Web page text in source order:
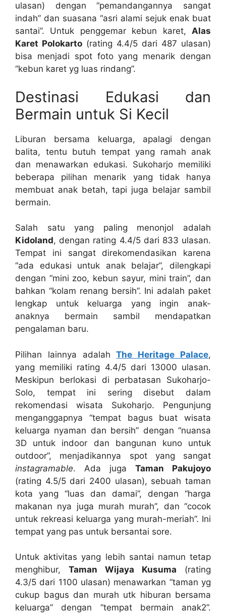
ulasan) dengan “pemandangannya sangat
indah” dan suasana “asri alami sejuk enak buat
santai”. Untuk penggemar kebun karet, Alas
Karet Polokarto (rating 4.4/5 dari 487 ulasan)
bisa menjadi spot foto yang menarik dengan
“kebun karet yg luas rindang”.
Destinasi Edukasi dan
Bermain untuk Si Kecil
Liburan bersama keluarga, apalagi dengan
balita, tentu butuh tempat yang ramah anak
dan menawarkan edukasi. Sukoharjo memiliki
beberapa pilihan menarik yang tidak hanya
membuat anak betah, tapi juga belajar sambil
bermain.
Salah satu yang paling menonjol adalah
Kidoland, dengan rating 4.4/5 dari 833 ulasan.
Tempat ini sangat direkomendasikan karena
“ada edukasi untuk anak belajar”, dilengkapi
dengan “mini zoo, kebun sayur, mini train”, dan
bahkan “kolam renang bersih”. Ini adalah paket
lengkap untuk keluarga yang ingin anak-
anaknya bermain sambil mendapatkan
pengalaman baru.
Pilihan lainnya adalahThe Heritage Palace,
yang memiliki rating 4.4/5 dari 13000 ulasan.
Meskipun berlokasi di perbatasan Sukoharjo-
Solo, tempat ini sering disebut dalam
rekomendasi wisata Sukoharjo. Pengunjung
menganggapnya “tempat bagus buat wisata
keluarga nyaman dan bersih” dengan “nuansa
3D untuk indoor dan bangunan kuno untuk
outdoor”, menjadikannya spot yang sangat
instagramable. Ada juga Taman Pakujoyo
(rating 4.5/5 dari 2400 ulasan), sebuah taman
kota yang “luas dan damai”, dengan “harga
makanan nya juga murah murah”, dan “cocok
untuk rekreasi keluarga yang murah-meriah”. Ini
tempat yang pas untuk bersantai sore.
Untuk aktivitas yang lebih santai namun tetap
menghibur, Taman Wijaya Kusuma (rating
4.3/5 dari 1100 ulasan) menawarkan “taman yg
cukup bagus dan murah utk hiburan bersama
keluarga” dengan “tempat bermain anak2”.